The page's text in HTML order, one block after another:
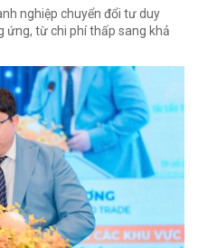
nghiệp chuyển đổi tư duy
ứng, từ chi phí thấp sang khả